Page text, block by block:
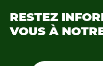
RESTEZ
VOUS À